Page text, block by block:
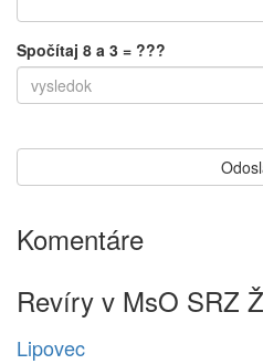
Spočítaj 8 a 3 = ???
Komentáre
Revíry v MsO SRZ
Lipovec